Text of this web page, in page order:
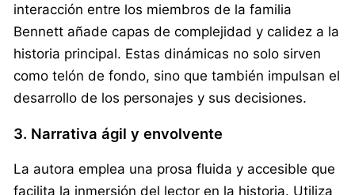
interacción entre los miembros de la familia
Bennett añade capas de complejidad y calidez a la
historia principal. Estas dinámicas no solo sirven
como telón de fondo, sino que también impulsan el
desarrollo de los personajes y sus decisiones.
3. Narrativa ágil y envolvente
La autora emplea una prosa fluida y accesible que
facilita la inmersión del lector en la historia. Utiliza